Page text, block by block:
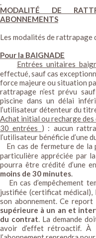
MODALITÉ DE
ABONNEMENTS
Les modalités de rattrapage
Pour la BAIGNADE
Entrées unitaires
effectué, sauf cas
force majeure ou situation
rattrapage n’est prévu
piscine dans un délai
l’utilisateur détenteur du
Achat initial ou recharge
30 entrées ) : aucun
l’utilisateur bénéficie d’une
En cas de fermeture de
particulière appréciée par
pourra être crédité d’une
moins de 30 minutes
En cas d’empêchement
justifiée (certificat médical),
son abonnement. Ce
supérieure à un an et
du contrat . La demande
avoir d’effet rétroactif. À